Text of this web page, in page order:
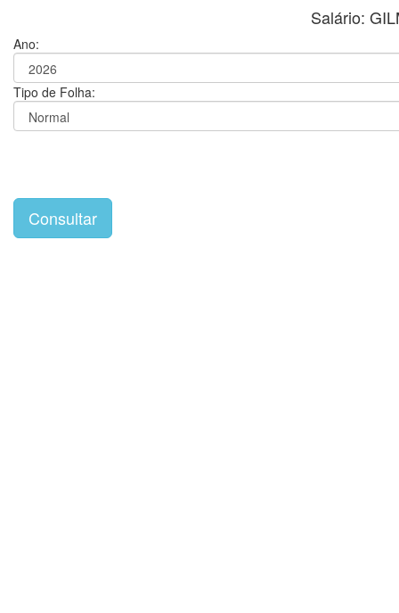
Salário:
Ano:
Tipo de Folha: